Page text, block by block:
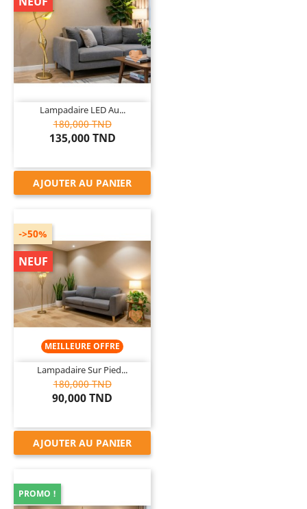

Lampadaire LED Au...
180,000 TND
135,000 TND
AJOUTER AU PANIER

MEILLEURE OFFRE
Lampadaire Sur Pied...
180,000 TND
90,000 TND
->50%
NEUF
AJOUTER AU PANIER
PROMO !